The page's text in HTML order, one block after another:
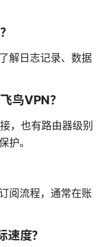
解日志记录、数据
鸟VPN？
，也有路由器级别
护。
阅流程，通常在账
度？